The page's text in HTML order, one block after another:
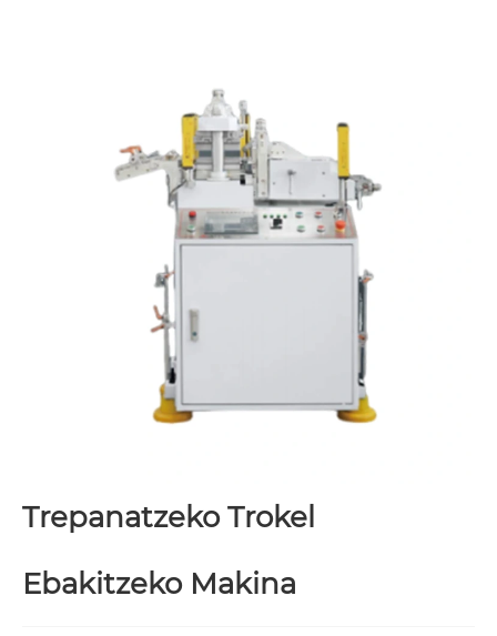
Trepanatzeko Trokel
Ebakitzeko Makina